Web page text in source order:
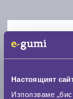
Настоящият
Използваме